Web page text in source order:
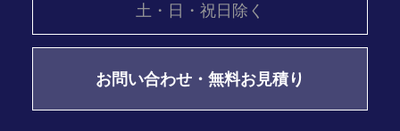
土・日・祝日除く
お問い合わせ・無料お見積り